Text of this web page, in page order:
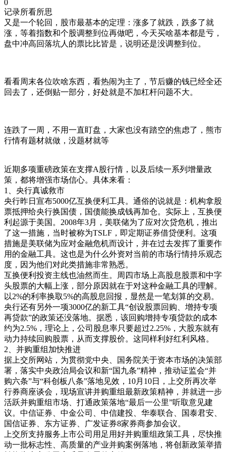
0
记录所看所思
又是一个轮回，股市最基本的定理：涨多了就跌，跌多了就
涨，等着指数和个股调整到位再做吧，今天买啥基本都是亏，
盘中冲高回落坑人的票比比皆是，说明还是没调整到位。
看看周末各位吹啥东西，看热闹为主了，节后赚的钱已经全还
回去了，还倒贴一部分，好处就是不加杠杆问题不大。
连跌了一周，不用一直盯盘，大家也没有踏空的焦虑了，熊市
行情有题材就做，没题材就等
近期多项重磅政策在支撑A股行情，以及后续一系列增量政
策，都将增强市场信心。具体来看：
1、央行真诚救市
央行昨日宣布5000亿互换便利工具。通俗的说就是：机构拿股
票抵押给央行换国债，国债能换成钱再加仓。实际上，互换便
利起源于美国。2008年3月，美联储为了应对次贷危机，推出
了这一措施，当时被称为TSLF，即定期证券借贷便利。这项
措施是美联储为应对金融危机而设计，并在过去发挥了重要作
用的金融工具。这也是为什么外资对当前的市场行情持乐观态
度，因为他们对此类措施非常熟悉。
互换便利投资主线也油然而生。周四市场上高股息股票和中字
头股票的大幅上涨，部分原因就在于对这种金融工具的理解。
以2%的利率换取5%的高股息回报，显然是一笔划算的交易。
央行还有另外一项3000亿的新工具“创设股票回购、增持专项
再贷款”的政策还没落地。据悉，该回购增持专项贷款的成本
约为2.5%，理论上，公司股息率只要超过2.25%，大股东就有
动力持续回购股票，从而支撑股价。这同样利好红利风格。
2、并购重组加快推进
据上交所网站，为贯彻党中央、国务院关于资本市场的决策部
署，落实中央政治局会议和新“国九条”精神，推动证监会“并
购六条”与“科创板八条”落地见效，10月10日，上交所再次举
行券商座谈会，现场宣讲并购重组最新政策精神，并就进一步
活跃并购重组市场、打通政策落地“最后一公里”听取意见建
议。中信证券、中金公司、中信建投、华泰联合、国泰君安、
国信证券、东方证券、广发证券8家券商参加会议。
上交所支持服务上市公司用足用好并购重组政策工具，尽快推
动一批标志性、高质量的产业并购案例落地，将创新政策举措